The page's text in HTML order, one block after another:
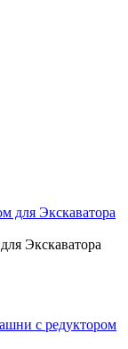
Экскаватора
с редуктором